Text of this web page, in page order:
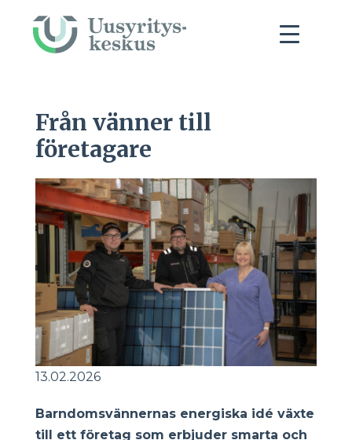
Från vänner till
företagare
13.02.2026
Barndomsvännernas energiska idé växte
till ett företag som erbjuder smarta och